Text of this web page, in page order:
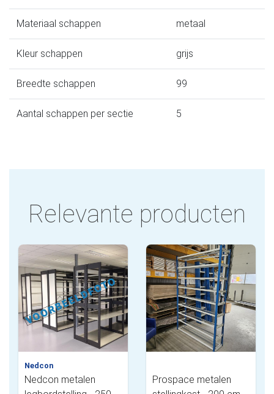
Materiaal schappen metaal
Kleur schappen grijs
Breedte schappen 99
Aantal schappen per sectie 5
Relevante producten
Nedcon
Nedcon metalen
Prospace metalen